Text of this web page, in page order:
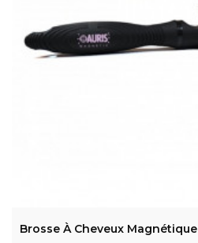
Brosse À Cheveux Magnétique